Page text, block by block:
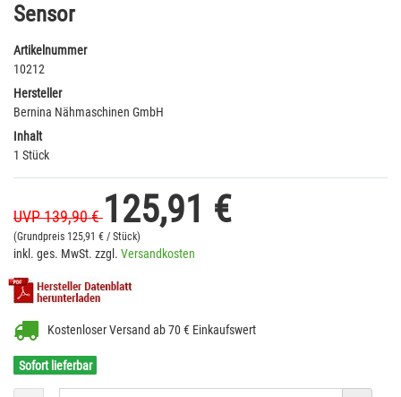
Sensor
Artikelnummer
10212
Hersteller
Bernina Nähmaschinen GmbH
Inhalt
1 Stück
UVP 139,90 €125,91 €
(Grundpreis 125,91 € / Stück)
inkl. ges. MwSt. zzgl. Versandkosten
Kostenloser Versand ab 70 € Einkaufswert
Sofort lieferbar